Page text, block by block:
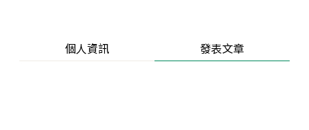
個人資訊 發表文章